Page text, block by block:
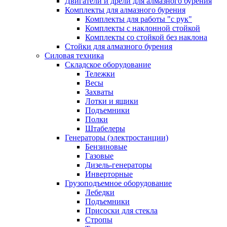
Комплекты для алмазного бурения
Комплекты для работы "с рук"
Комплекты с наклонной стойкой
Комплекты со стойкой без наклона
Стойки для алмазного бурения
Силовая техника
Складское оборудование
Тележки
Весы
Захваты
Лотки и ящики
Подъемники
Полки
Штабелеры
Генераторы (электростанции)
Бензиновые
Газовые
Дизель-генераторы
Инверторные
Грузоподъемное оборудование
Лебедки
Подъемники
Присоски для стекла
Стропы